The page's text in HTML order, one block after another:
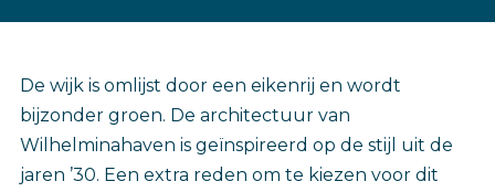
De wijk is omlijst door een eikenrij en wordt
bijzonder groen. De architectuur van
Wilhelminahaven is geïnspireerd op de stijl uit de
jaren ’30. Een extra reden om te kiezen voor dit